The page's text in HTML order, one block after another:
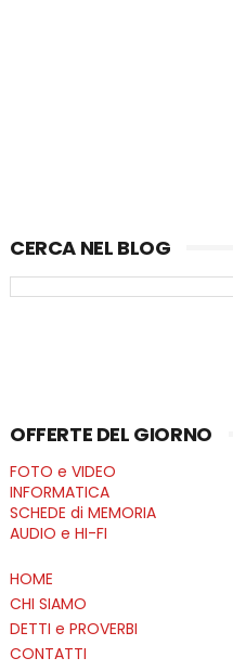
CERCA NEL BLOG
OFFERTE DEL GIORNO
FOTO e VIDEO
INFORMATICA
SCHEDE di MEMORIA
AUDIO e HI-FI
HOME
CHI SIAMO
DETTI e PROVERBI
CONTATTI